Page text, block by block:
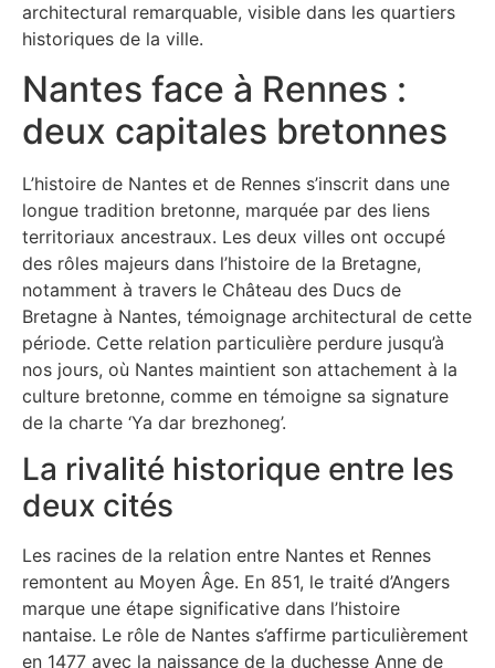
architectural remarquable, visible dans les quartiers
historiques de la ville.
Nantes face à Rennes :
deux capitales bretonnes
L’histoire de Nantes et de Rennes s’inscrit dans une
longue tradition bretonne, marquée par des liens
territoriaux ancestraux. Les deux villes ont occupé
des rôles majeurs dans l’histoire de la Bretagne,
notamment à travers le Château des Ducs de
Bretagne à Nantes, témoignage architectural de cette
période. Cette relation particulière perdure jusqu’à
nos jours, où Nantes maintient son attachement à la
culture bretonne, comme en témoigne sa signature
de la charte ‘Ya dar brezhoneg’.
La rivalité historique entre les
deux cités
Les racines de la relation entre Nantes et Rennes
remontent au Moyen Âge. En 851, le traité d’Angers
marque une étape significative dans l’histoire
nantaise. Le rôle de Nantes s’affirme particulièrement
en 1477 avec la naissance de la duchesse Anne de